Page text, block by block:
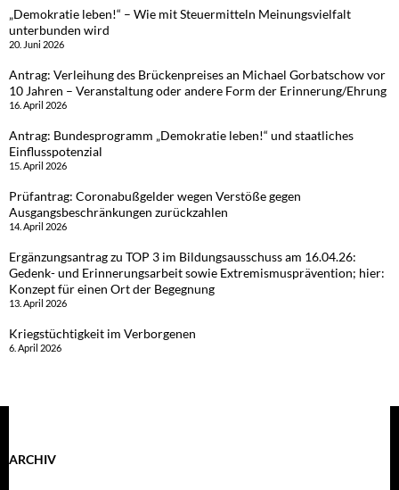
„Demokratie leben!“ – Wie mit Steuermitteln Meinungsvielfalt
unterbunden wird
20. Juni 2026
Antrag: Verleihung des Brückenpreises an Michael Gorbatschow vor
10 Jahren – Veranstaltung oder andere Form der Erinnerung/Ehrung
16. April 2026
Antrag: Bundesprogramm „Demokratie leben!“ und staatliches
Einflusspotenzial
15. April 2026
Prüfantrag: Coronabußgelder wegen Verstöße gegen
Ausgangsbeschränkungen zurückzahlen
14. April 2026
Ergänzungsantrag zu TOP 3 im Bildungsausschuss am 16.04.26:
Gedenk- und Erinnerungsarbeit sowie Extremismusprävention; hier:
Konzept für einen Ort der Begegnung
13. April 2026
Kriegstüchtigkeit im Verborgenen
6. April 2026
ARCHIV